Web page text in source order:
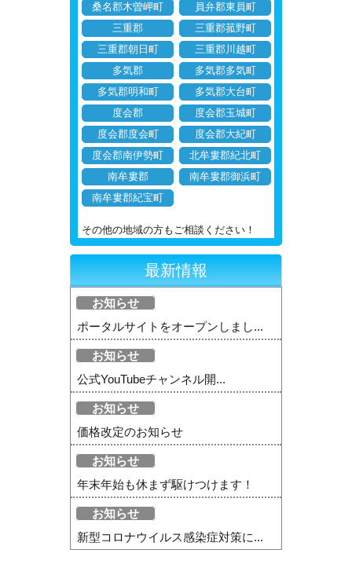
桑名郡木曽岬町
員弁郡東員町
三重郡
三重郡菰野町
三重郡朝日町
三重郡川越町
多気郡
多気郡多気町
多気郡明和町
多気郡大台町
度会郡
度会郡玉城町
度会郡度会町
度会郡大紀町
度会郡南伊勢町
北牟婁郡紀北町
南牟婁郡
南牟婁郡御浜町
南牟婁郡紀宝町
その他の地域の方もご相談ください！
最新情報
お知らせ
ポータルサイトをオープンしまし...
お知らせ
公式YouTubeチャンネル開...
お知らせ
価格改定のお知らせ
お知らせ
年末年始も休まず駆けつけます！
お知らせ
新型コロナウイルス感染症対策に...